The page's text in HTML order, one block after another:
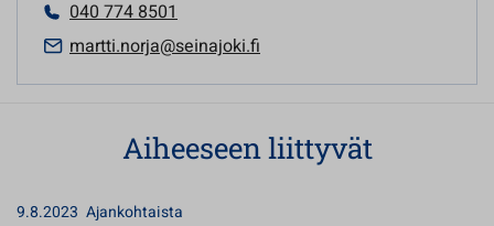
040 774 8501
martti.norja@seinajoki.fi
Aiheeseen liittyvät
9.8.2023 Ajankohtaista